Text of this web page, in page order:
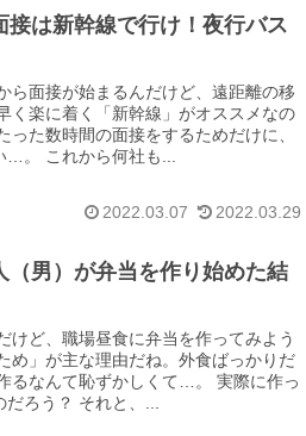
接は新幹線で行け！夜行バス
ら面接が始まるんだけど、遠距離の移
く楽に着く「新幹線」がオススメなの
た数時間の面接をするためだけに、
。 これから何社も...
2022.03.07 2022.03.29
（男）が弁当を作り始めた結
けど、職場昼食に弁当を作ってみよう
め」が主な理由だね。外食ばっかりだ
るなんて恥ずかしくて…。 実際に作っ
ろう？ それと、...